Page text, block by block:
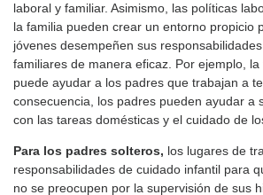
laboral y familiar. Asimismo, las políticas
la familia pueden crear un entorno propicio
jóvenes desempeñen sus
familiares de manera eficaz. Por ejemplo,
puede ayudar a los padres que trabajan a
consecuencia, los padres pueden ayudar a
con las tareas domésticas y el cuidado de
Para los padres solteros, los lugares de
responsabilidades de cuidado infantil para
no se preocupen por la supervisión de sus